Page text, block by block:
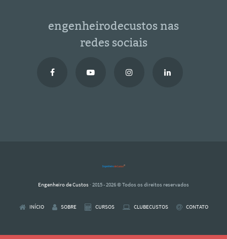
engenheirodecustos nas
redes sociais
Engenheiro de Custos · 2015 - 2026 © Todos os direitos reservados
INÍCIO SOBRE CURSOS CLUBECUSTOS CONTATO